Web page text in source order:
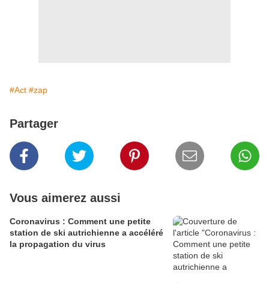
#Act #zap
Partager
Vous aimerez aussi
Coronavirus : Comment une petite
station de ski autrichienne a accéléré
la propagation du virus